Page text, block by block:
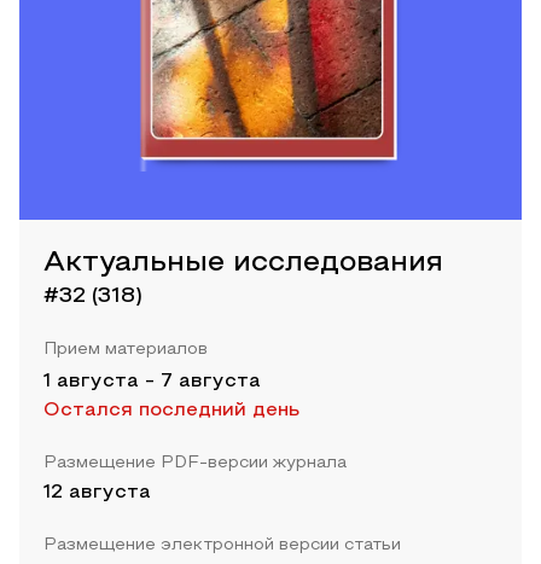
Актуальные исследования
#32 (318)
Прием материалов
1 августа - 7 августа
Остался последний день
Размещение PDF-версии журнала
12 августа
Размещение электронной версии статьи